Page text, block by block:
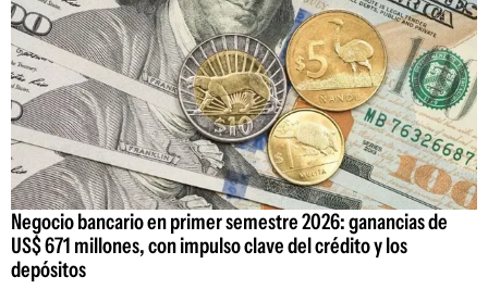
Negocio bancario en primer semestre 2026: ganancias de
US$ 671 millones, con impulso clave del crédito y los
depósitos